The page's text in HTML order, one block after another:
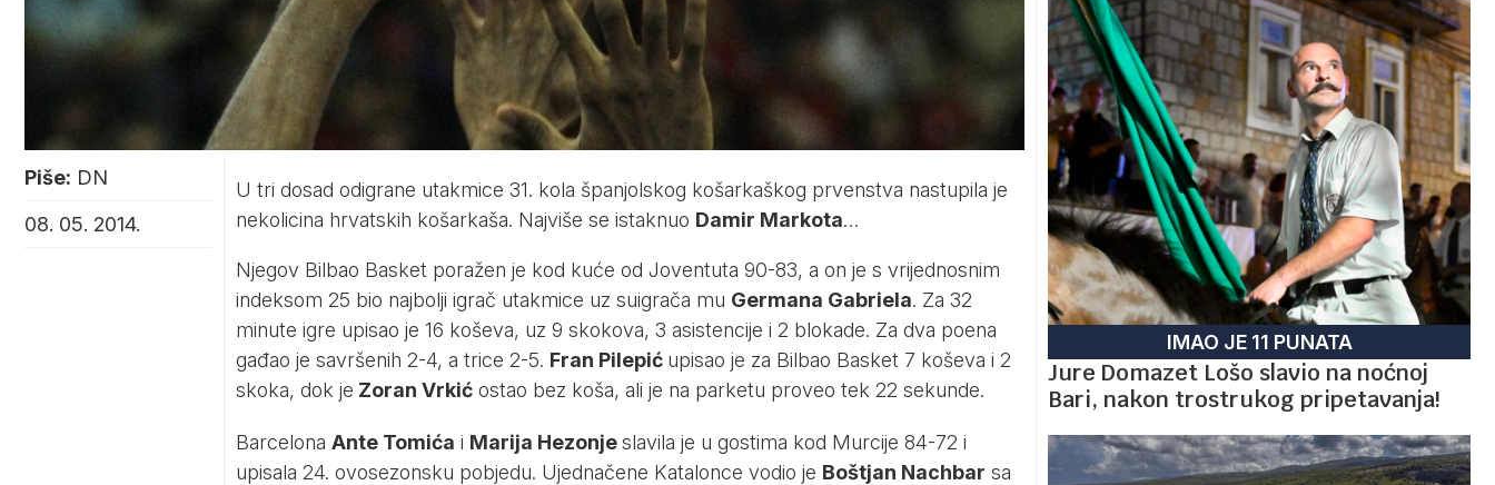
Piše: DN
08. 05. 2014.
U tri dosad odigrane utakmice 31. kola španjolskog košarkaškog prvenstva nastupila je
nekolicina hrvatskih košarkaša. Najviše se istaknuo Damir Markota…
Njegov Bilbao Basket poražen je kod kuće od Joventuta 90-83, a on je s vrijednosnim
indeksom 25 bio najbolji igrač utakmice uz suigrača mu Germana Gabriela. Za 32
minute igre upisao je 16 koševa, uz 9 skokova, 3 asistencije i 2 blokade. Za dva poena
gađao je savršenih 2-4, a trice 2-5. Fran Pilepić upisao je za Bilbao Basket 7 koševa i 2
skoka, dok je Zoran Vrkićostao bez koša, ali je na parketu proveo tek 22 sekunde.
Barcelona Ante Tomića i Marija Hezonjeslavila je u gostima kod Murcije 84-72 i
upisala 24. ovosezonsku pobjedu. Ujednačene Katalonce vodio je Boštjan Nachbar sa
IMAO JE 11 PUNATA
Jure Domazet Lošo slavio na noćnoj
Bari, nakon trostrukog pripetavanja!